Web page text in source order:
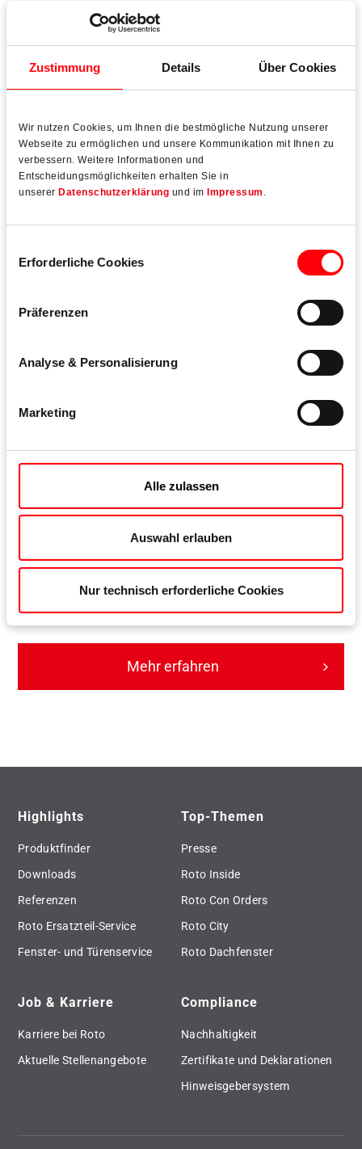
Zustimmung Details Über Cookies
Wir nutzen Cookies, um Ihnen die bestmögliche Nutzung unserer
Webseite zu ermöglichen und unsere Kommunikation mit Ihnen zu
verbessern. Weitere Informationen und
Entscheidungsmöglichkeiten erhalten Sie in
unserer Datenschutzerklärung und im Impressum
Erforderliche Cookies
Präferenzen
Analyse & Personalisierung
Marketing
Alle zulassen
Auswahl erlauben
Nur technisch erforderliche Cookies
Download Reportage
Hans Timm Fensterbau
Holz-, Holz-Alufenster und Türen in RC 4
Produkte
Roto NX
Das universelle Beschlagsystem für moderne Fenster und
Fenstertüren
Mehr erfahren
Highlights
Produktfinder
Downloads
Referenzen
Roto Ersatzteil-Service
Fenster- und Türenservice
Top-Themen
Presse
Roto Inside
Roto Con Orders
Roto City
Roto Dachfenster
Job & Karriere
Karriere bei Roto
Aktuelle Stellenangebote
Compliance
Nachhaltigkeit
Zertifikate und Deklarationen
Hinweisgebersystem